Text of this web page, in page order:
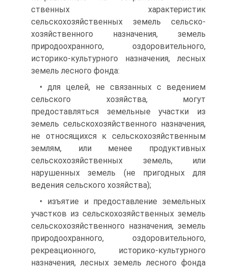
ственных характеристик
сельскохозяйственных земель сельско­
хозяйственного назначения, земель
природоохранного, оздоро­вительного,
историко-культурного назначения, лесных
земель лесного фонда:
• для целей, не связанных с ведением
сельского хозяйства, могут
предоставляться земельные участки из
земель сельскохо­зяйственного назначения,
не относящихся к сельскохозяйствен­ным
землям, или менее продуктивных
сельскохозяйственных земель, или
нарушенных земель (не пригодных для
ведения сель­ского хозяйства);
• изъятие и предоставление земельных
участков из сельс­кохозяйственных земель
сельскохозяйственного назначения, зе­мель
природоохранного, оздоровительного,
рекреационного, ис­торико-культурного
назначения, лесных земель лесного фонда